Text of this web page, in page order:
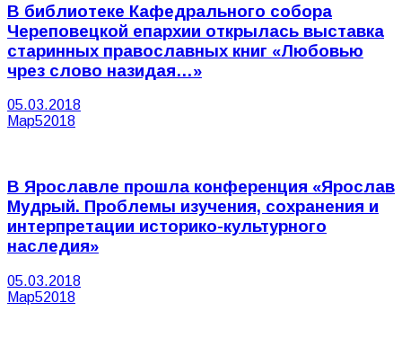
В библиотеке Кафедрального собора
Череповецкой епархии открылась выставка
старинных православных книг «Любовью
чрез слово назидая…»
05.03.2018
Мар52018
В Ярославле прошла конференция «Ярослав
Мудрый. Проблемы изучения, сохранения и
интерпретации историко-культурного
наследия»
05.03.2018
Мар52018